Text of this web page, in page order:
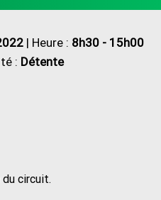
| Heure : 8h30 - 15h00
: Détente
circuit.